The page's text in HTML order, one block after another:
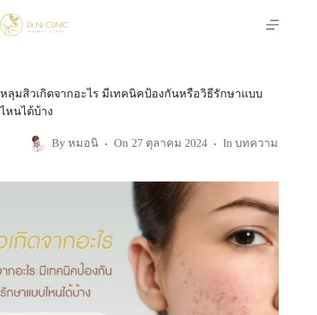
to
content
หลุมสิวเกิดจากอะไร มีเทคนิคป้องกันหรือวิธีรักษาแบบ
ไหนได้บ้าง
By หมอนิ On 27 ตุลาคม 2024 In บทความ